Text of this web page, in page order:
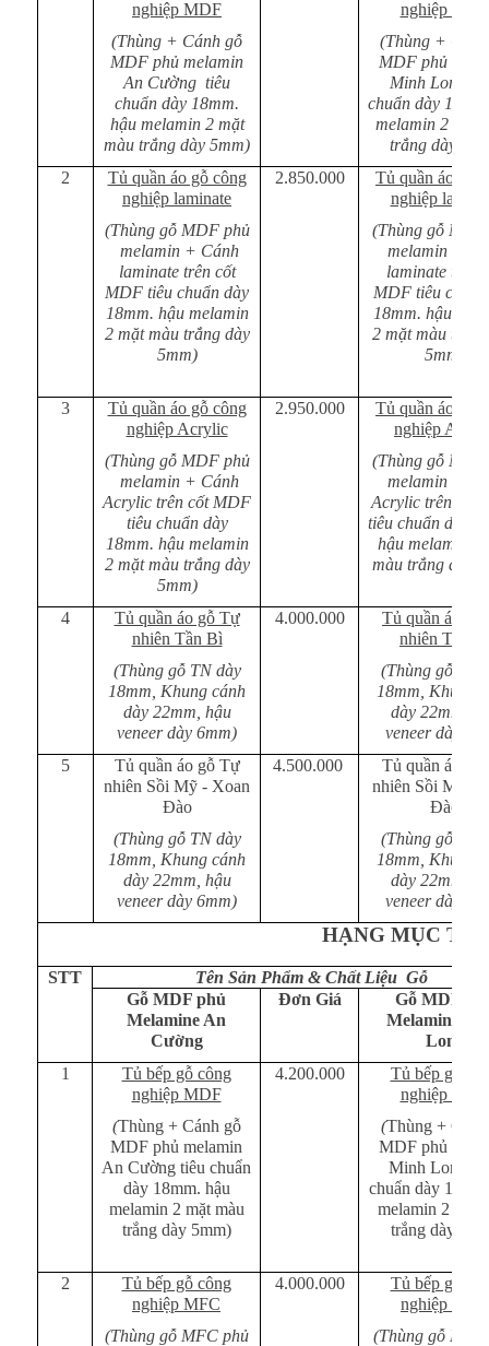
nghiệp MDF
(Thùng + Cánh gỗ
MDF phủ melamin
An Cường tiêu
chuẩn dày 18mm.
hậu melamin 2 mặt
màu trắng dày 5mm)
nghiệp MDF
(Thùng +
MDF phủ
Minh Long
chuẩn dày
melamin 2 mặt
trắng dày
2
Tủ quần áo gỗ công
nghiệp laminate
(Thùng gỗ MDF phủ
melamin + Cánh
laminate trên cốt
MDF tiêu chuẩn dày
18mm. hậu melamin
2 mặt màu trắng dày
5mm)
2.850.000
Tủ quần áo gỗ
nghiệp
(Thùng gỗ
melamin +
laminate trên
MDF tiêu
18mm. hậu
2 mặt màu
5mm)
3
Tủ quần áo gỗ công
nghiệp Acrylic
(Thùng gỗ MDF phủ
melamin + Cánh
Acrylic trên cốt MDF
tiêu chuẩn dày
18mm. hậu melamin
2 mặt màu trắng dày
5mm)
2.950.000
Tủ quần áo gỗ
nghiệp
(Thùng gỗ
melamin +
Acrylic trên cốt
tiêu chuẩn dày
hậu melamin 2
màu trắng dày
4
Tủ quần áo gỗ Tự
nhiên Tần Bì
(Thùng gỗ TN dày
18mm, Khung cánh
dày 22mm, hậu
veneer dày 6mm)
4.000.000
Tủ quần áo gỗ
nhiên Tần Bì
(Thùng gỗ TN
18mm, Khung
dày 22mm,
veneer dày
5
Tủ quần áo gỗ Tự
nhiên Sồi Mỹ - Xoan
Đào
(Thùng gỗ TN dày
18mm, Khung cánh
dày 22mm, hậu
veneer dày 6mm)
4.500.000
Tủ quần áo gỗ
nhiên Sồi Mỹ -
Đào
(Thùng gỗ TN
18mm, Khung
dày 22mm,
veneer dày
HẠNG MỤC TỦ
STT
Tên Sản Phẩm & Chất Liệu Gỗ
Gỗ MDF phủ
Melamine An
Cường
Đơn Giá
Gỗ MDF
Melamine
Long
1
Tủ bếp gỗ công
nghiệp MDF
(Thùng + Cánh gỗ
MDF phủ melamin
An Cường tiêu chuẩn
dày 18mm. hậu
melamin 2 mặt màu
trắng dày 5mm)
4.200.000
Tủ bếp gỗ
nghiệp MDF
(Thùng +
MDF phủ
Minh Long
chuẩn dày
melamin 2 mặt
trắng dày
2
Tủ bếp gỗ công
nghiệp MFC
(Thùng gỗ MFC phủ
4.000.000
Tủ bếp gỗ
nghiệp MFC
(Thùng gỗ